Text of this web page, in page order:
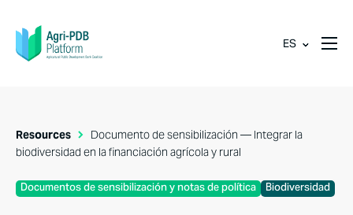
ES
Resources
Documento de sensibilización — Integrar la
biodiversidad en la financiación agrícola y rural
Documentos de sensibilización y notas de política Biodiversidad